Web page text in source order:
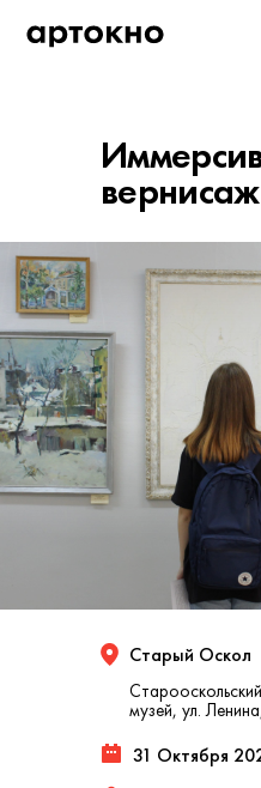
вернисаж
Старый Оскол
музей, ул.
31 Октября